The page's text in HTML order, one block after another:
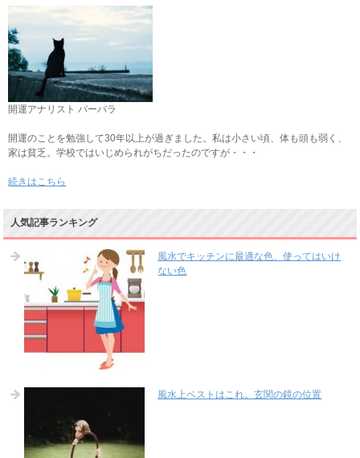
開運アナリスト バーバラ
開運のことを勉強して30年以上が過ぎました。私は小さい頃、体も頭も弱く、
家は貧乏。学校ではいじめられがちだったのですが・・・
続きはこちら
人気記事ランキング
風水でキッチンに最適な色、使ってはいけ
ない色
風水上ベストはこれ。玄関の鏡の位置